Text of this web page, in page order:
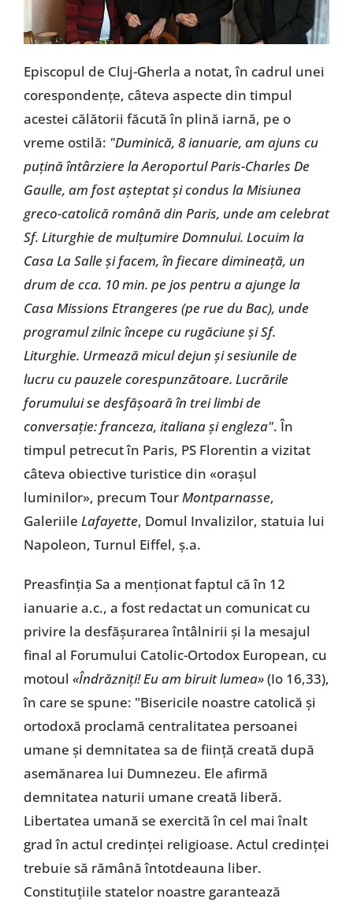
Episcopul de Cluj-Gherla a notat, în cadrul unei
corespondențe, câteva aspecte din timpul
acestei călătorii făcută în plină iarnă, pe o
vreme ostilă: "Duminică, 8 ianuarie, am ajuns cu
puțină întârziere la Aeroportul Paris-Charles De
Gaulle, am fost așteptat și condus la Misiunea
greco-catolică română din Paris, unde am celebrat
Sf. Liturghie de mulțumire Domnului. Locuim la
Casa La Salle și facem, în fiecare dimineață, un
drum de cca. 10 min. pe jos pentru a ajunge la
Casa Missions Etrangeres (pe rue du Bac), unde
programul zilnic începe cu rugăciune și Sf.
Liturghie. Urmează micul dejun și sesiunile de
lucru cu pauzele corespunzătoare. Lucrările
forumului se desfășoară în trei limbi de
conversație: franceza, italiana și engleza". În
timpul petrecut în Paris, PS Florentin a vizitat
câteva obiective turistice din «orașul
luminilor», precum TourMontparnasse,
Galeriile Lafayette, Domul Invalizilor, statuia lui
Napoleon, Turnul Eiffel, ș.a.
Preasfinția Sa a menționat faptul că în 12
ianuarie a.c., a fost redactat un comunicat cu
privire la desfășurarea întâlnirii și la mesajul
final al Forumului Catolic-Ortodox European, cu
motoul «Îndrăzniți! Eu am biruit lumea»(Io 16,33),
în care se spune: "Bisericile noastre catolică și
ortodoxă proclamă centralitatea persoanei
umane și demnitatea sa de ființă creată după
asemănarea lui Dumnezeu. Ele afirmă
demnitatea naturii umane creată liberă.
Libertatea umană se exercită în cel mai înalt
grad în actul credinței religioase. Actul credinței
trebuie să rămână întotdeauna liber.
Constituțiile statelor noastre garantează